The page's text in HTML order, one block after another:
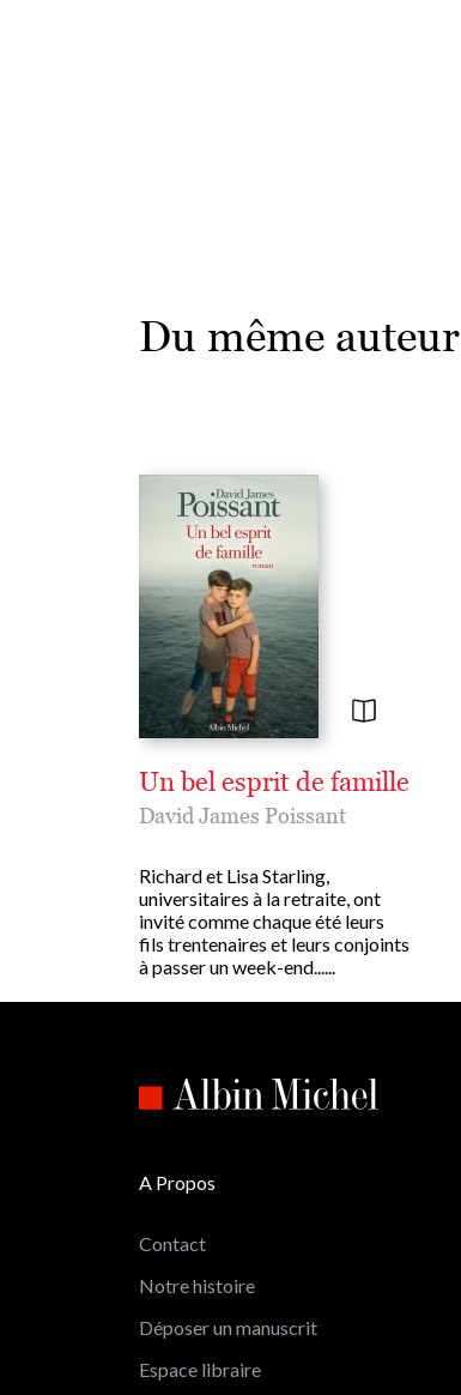
Du même auteur
Un bel esprit de famille
David James Poissant
Richard et Lisa Starling,
universitaires à la retraite, ont
invité comme chaque été leurs
fils trentenaires et leurs conjoints
à passer un week-end......
A Propos
Contact
Notre histoire
Déposer un manuscrit
Espace libraire